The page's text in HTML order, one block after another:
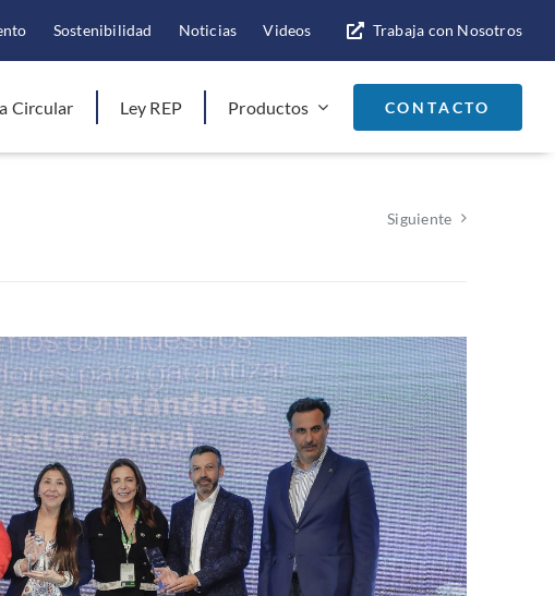
Sostenibilidad Noticias Videos Trabaja con Nosotros
Circular Ley REP Productos CONTACTO
Siguiente